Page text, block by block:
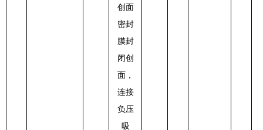
创面
密封
膜封
闭创
面，
连接
负压
吸